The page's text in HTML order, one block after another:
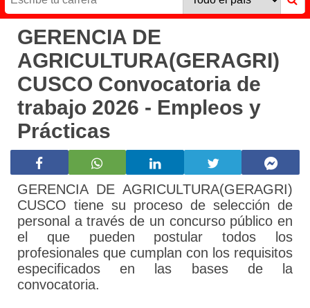
GERENCIA DE
AGRICULTURA(GERAGRI)
CUSCO Convocatoria de
trabajo 2026 - Empleos y
Prácticas
GERENCIA DE AGRICULTURA(GERAGRI)
CUSCO tiene su proceso de selección de
personal a través de un concurso público en
el que pueden postular todos los
profesionales que cumplan con los requisitos
especificados en las bases de la
convocatoria.